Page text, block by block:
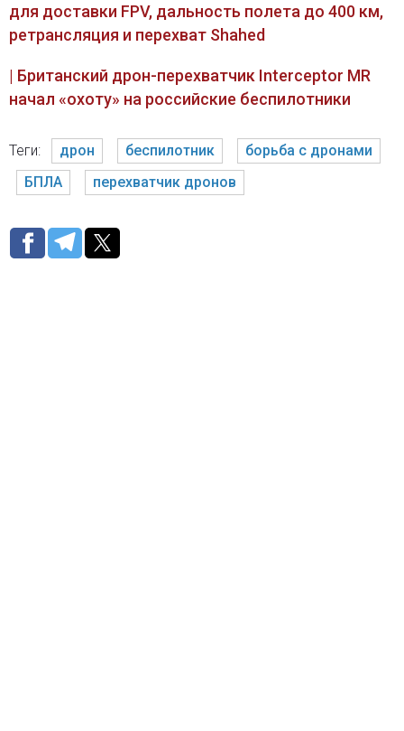
для доставки FPV, дальность полета до 400 км,
ретрансляция и перехват Shahed
| Британский дрон-перехватчик Interceptor MR
начал «охоту» на российские беспилотники
Теги: дрон беспилотник
борьба с дронами
БПЛА
перехватчик дронов